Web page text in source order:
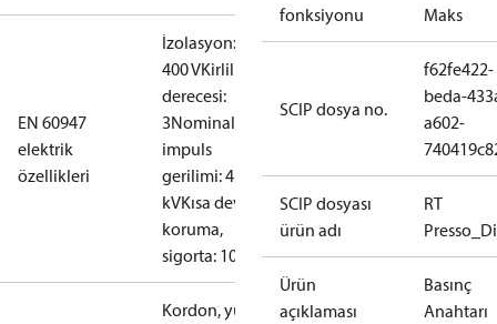
EN 60947
elektrik
özellikleri
İzolasyon:
400 VKirlilik
derecesi:
3Nominal
impuls
gerilimi: 4
kVKısa devre
koruma,
sigorta: 10 A
Kordon, yüzüklü:
fonksiyonu
Maks
SCIP dosya no.
f62fe422-
beda-
a602-
SCIP dosyası
ürün adı
RT
Ürün
açıklaması
Basınç
Anahtarı